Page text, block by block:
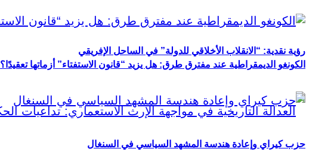
رؤية نقدية: “الانقلاب الأخلاقي للدولة” في الساحل الإفريقي
الكونغو الديمقراطية عند مفترق طرق: هل يزيد “قانون الاستفتاء” أزماتها تعقيدًا؟
حزب كيراي وإعادة هندسة المشهد السياسي في السنغال